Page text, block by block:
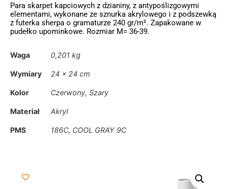
Para skarpet kapciowych z dzianiny, z antypoślizgowymi
elementami, wykonane ze sznurka akrylowego i z podszewką
z futerka sherpa o gramaturze 240 gr/m². Zapakowane w
pudełko upominkowe. Rozmiar M= 36-39.
Waga 0,201 kg
Wymiary 24 × 24 cm
Kolor Czerwony, Szary
Materiał Akryl
PMS 186C, COOL GRAY 9C